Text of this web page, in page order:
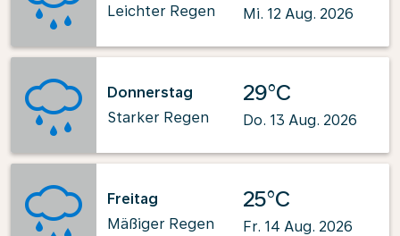
Leichter Regen
Mi. 12 Aug. 2026
Donnerstag
Starker Regen
29°C
Do. 13 Aug. 2026
Freitag
Mäßiger Regen
25°C
Fr. 14 Aug. 2026